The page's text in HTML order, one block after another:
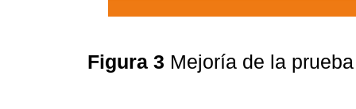
Figura 3 Mejoría de la